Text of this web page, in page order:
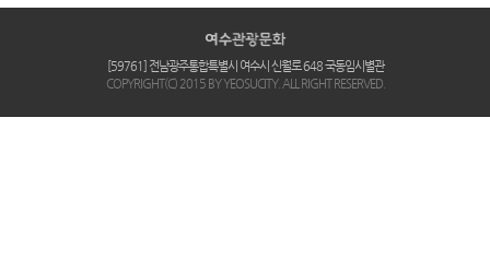
[59761] 전남광주통합특별시 여수시 신월로 648 국동임시별관
COPYRIGHT(C) 2015 BY YEOSUCITY. ALL RIGHT RESERVED.